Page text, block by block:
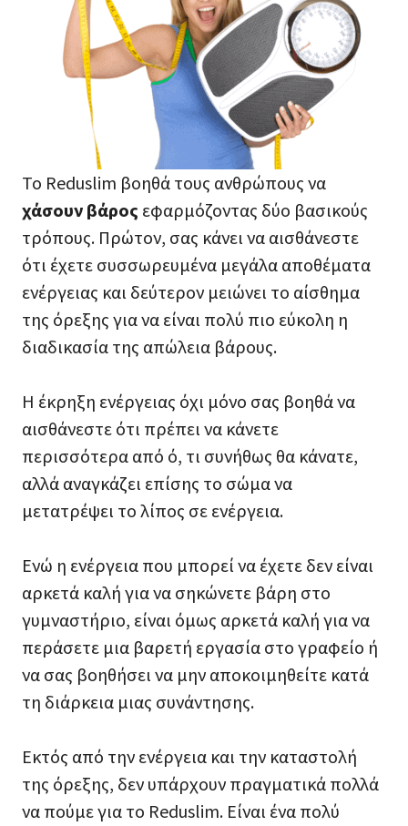
Το Reduslim βοηθά τους ανθρώπους να
χάσουν βάρος εφαρμόζοντας δύο βασικούς
τρόπους. Πρώτον, σας κάνει να αισθάνεστε
ότι έχετε συσσωρευμένα μεγάλα αποθέματα
ενέργειας και δεύτερον μειώνει το αίσθημα
της όρεξης για να είναι πολύ πιο εύκολη η
διαδικασία της απώλεια βάρους.
Η έκρηξη ενέργειας όχι μόνο σας βοηθά να
αισθάνεστε ότι πρέπει να κάνετε
περισσότερα από ό, τι συνήθως θα κάνατε,
αλλά αναγκάζει επίσης το σώμα να
μετατρέψει το λίπος σε ενέργεια.
Ενώ η ενέργεια που μπορεί να έχετε δεν είναι
αρκετά καλή για να σηκώνετε βάρη στο
γυμναστήριο, είναι όμως αρκετά καλή για να
περάσετε μια βαρετή εργασία στο γραφείο ή
να σας βοηθήσει να μην αποκοιμηθείτε κατά
τη διάρκεια μιας συνάντησης.
Εκτός από την ενέργεια και την καταστολή
της όρεξης, δεν υπάρχουν πραγματικά πολλά
να πούμε για το Reduslim. Είναι ένα πολύ